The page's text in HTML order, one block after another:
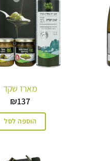
מארז שקד
₪137
הוספה לסל